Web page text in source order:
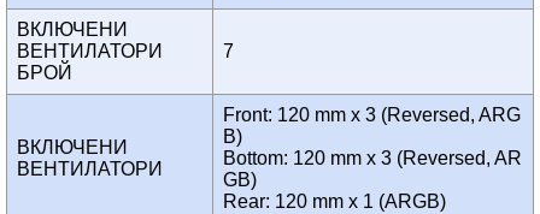
ВКЛЮЧЕНИ
ВЕНТИЛАТОРИ
БРОЙ
7
ВКЛЮЧЕНИ
ВЕНТИЛАТОРИ
Front: 120 mm x 3 (Reversed, ARG
B)
Bottom: 120 mm x 3 (Reversed, AR
GB)
Rear: 120 mm x 1 (ARGB)